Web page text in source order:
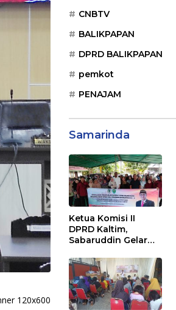
CNBTV
BALIKPAPAN
DPRD BALIKPAPAN
pemkot
PENAJAM
Samarinda
Ketua Komisi II
DPRD Kaltim,
Sabaruddin Gelar
Pajak dan Retribusi
Daerah di
Sepinggan Raya
Balikpapan